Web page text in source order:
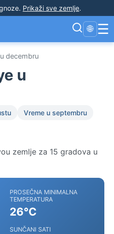
. Prikaži sve zemlje.
🌐 ☰
decembru
u
Vreme u septembru
zemlje za 15 gradova u
PROSEČNA MINIMALNA
TEMPERATURA
26°C
SUNČANI SATI